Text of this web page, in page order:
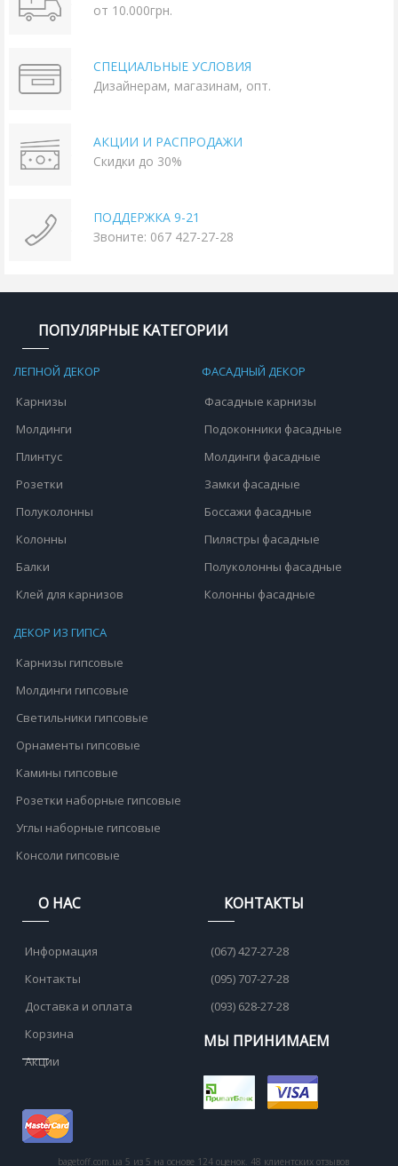
от 10.000грн.
СПЕЦИАЛЬНЫЕ УСЛОВИЯ
Дизайнерам, магазинам, опт.
АКЦИИ И РАСПРОДАЖИ
Скидки до 30%
ПОДДЕРЖКА 9-21
Звоните: 067 427-27-28
ПОПУЛЯРНЫЕ КАТЕГОРИИ
ЛЕПНОЙ ДЕКОР
Карнизы
Молдинги
Плинтус
Розетки
Полуколонны
Колонны
Балки
Клей для карнизов
ФАСАДНЫЙ ДЕКОР
Фасадные карнизы
Подоконники фасадные
Молдинги фасадные
Замки фасадные
Боссажи фасадные
Пилястры фасадные
Полуколонны фасадные
Колонны фасадные
ДЕКОР ИЗ ГИПСА
Карнизы гипсовые
Молдинги гипсовые
Светильники гипсовые
Орнаменты гипсовые
Камины гипсовые
Розетки наборные гипсовые
Углы наборные гипсовые
Консоли гипсовые
О НАС
Информация
Контакты
Доставка и оплата
Корзина
Акции
КОНТАКТЫ
(067) 427-27-28
(095) 707-27-28
(093) 628-27-28
МЫ ПРИНИМАЕМ
bagetoff.com.ua 5 из 5 на основе 124 оценок. 48 клиентских отзывов